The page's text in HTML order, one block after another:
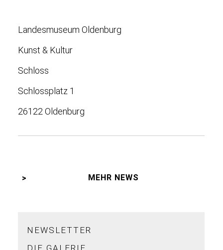
Landesmuseum Oldenburg
Kunst & Kultur
Schloss
Schlossplatz 1
26122 Oldenburg
MEHR NEWS
NEWSLETTER